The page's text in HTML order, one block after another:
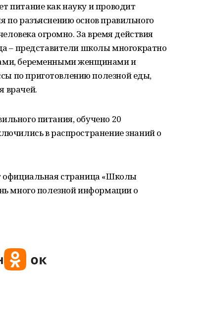
питание как науку и проводит
по разъяснению основ правильного
огромно. За время действия
– представители школы многократно
беременными женщинами и
по приготовлению полезной еды,
врачей.
питания, обучено 20
в распространение знаний о
официальная страница «Школы
много полезной информации о